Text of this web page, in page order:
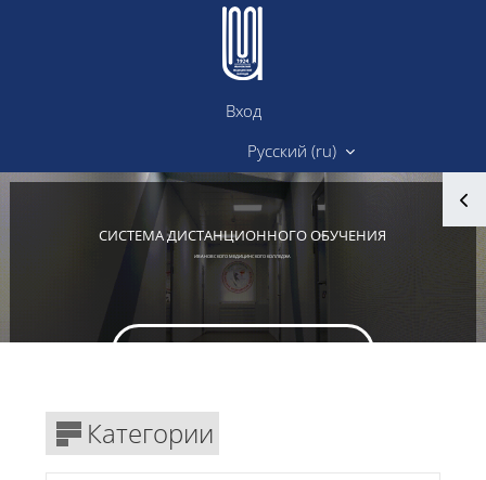
Перейти к основному содержанию
Вход
Русский ‎(ru)‎
Блоки
СИСТЕМА ДИСТАНЦИОННОГО ОБУЧЕНИЯ
ИВАНОВСКОГО МЕДИЦИНСКОГО КОЛЛЕДЖА
Блоки
Категории